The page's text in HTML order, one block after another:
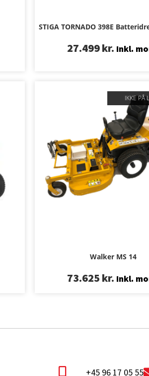
STIGA TORNADO 398E
27.499kr. Inkl.
IKKE PÅ
Walker MS 14
73.625 kr. Inkl.
+45 96 17 05 55